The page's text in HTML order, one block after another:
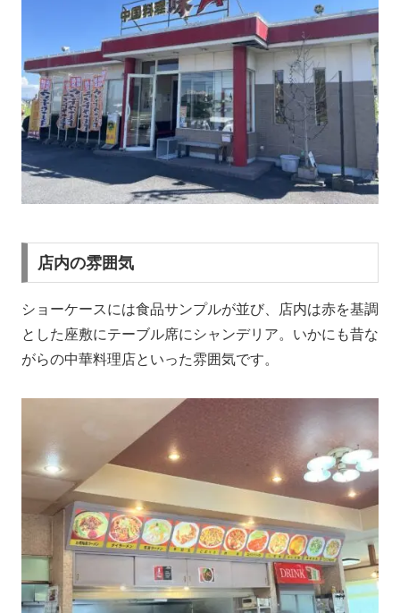
店内の雰囲気
ショーケースには食品サンプルが並び、店内は赤を基調
とした座敷にテーブル席にシャンデリア。いかにも昔な
がらの中華料理店といった雰囲気です。